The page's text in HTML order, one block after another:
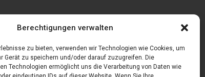
Berechtigungen verwalten
zu bieten, verwenden wir Technologien wie Cookies, um
Gerät zu speichern und/oder darauf zuzugreifen. Die
Technologien ermöglicht uns die Verarbeitung von Daten wie